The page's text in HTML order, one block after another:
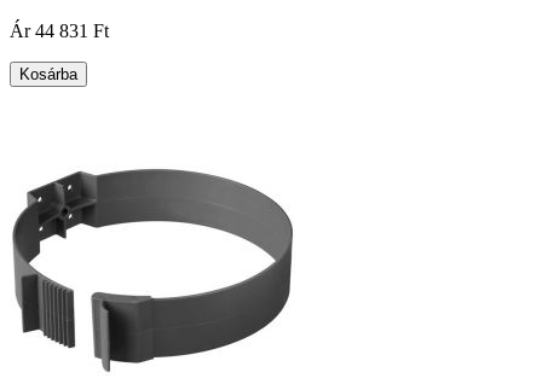
Ár 44 831 Ft
Kosárba